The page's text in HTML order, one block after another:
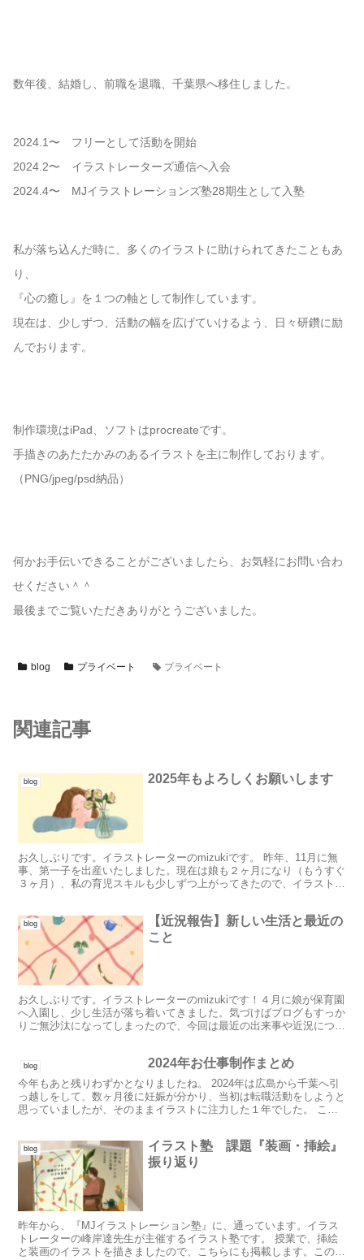
数年後、結婚し、前職を退職、千葉県へ移住しました。
2024.1〜 フリーとして活動を開始
2024.2〜 イラストレーターズ通信へ入会
2024.4〜 MJイラストレーションズ塾28期生として入塾
私が落ち込んだ時に、多くのイラストに助けられてきたこともあ
り、
『心の癒し』を１つの軸として制作しています。
現在は、少しずつ、活動の幅を広げていけるよう、日々研鑽に励
んでおります。
制作環境はiPad、ソフトはprocreateです。
手描きのあたたかみのあるイラストを主に制作しております。
（PNG/jpeg/psd納品）
何かお手伝いできることがございましたら、お気軽にお問い合わ
せください＾＾
最後までご覧いただきありがとうございました。
blog プライベート プライベート
関連記事
blog 2025年もよろしくお願いします
お久しぶりです。イラストレーターのmizukiです。 昨年、11月に無
事、第一子を出産いたしました。現在は娘も２ヶ月になり（もうすぐ
３ヶ月）、私の育児スキルも少しずつ上がってきたので、イラストの
blog
【近況報告】新しい生活と最近の
こと
お久しぶりです。イラストレーターのmizukiです！４月に娘が保育園
へ入園し、少し生活が落ち着いてきました。気づけばブログもすっか
りご無沙汰になってしまったので、今回は最近の出来事や近況につい
blog 2024年お仕事制作まとめ
今年もあと残りわずかとなりましたね。 2024年は広島から千葉へ引
っ越しをして、数ヶ月後に妊娠が分かり、当初は転職活動をしようと
思っていましたが、そのままイラストに注力した１年でした。 この
blog
イラスト塾 課題『装画・挿絵』
振り返り
昨年から、『MJイラストレーション塾』に、通っています。イラス
トレーターの峰岸達先生が主催するイラスト塾です。 授業で、挿絵
と装画のイラストを描きましたので、こちらにも掲載します。この課